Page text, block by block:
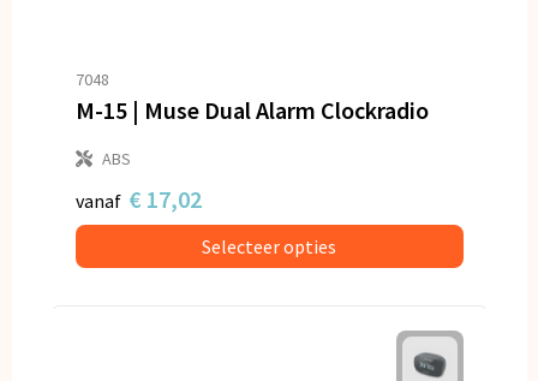
7048
M-15 | Muse Dual Alarm Clockradio
ABS
vanaf € 17,02
Selecteer opties